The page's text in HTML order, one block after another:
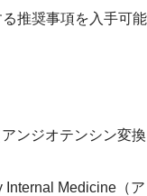
推奨事項を入手可能
ンジオテンシン変換
Internal Medicine（ア